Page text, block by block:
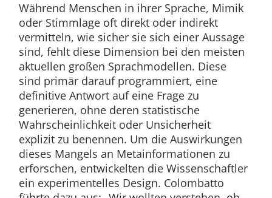
Während Menschen in ihrer Sprache, Mimik
oder Stimmlage oft direkt oder indirekt
vermitteln, wie sicher sie sich einer Aussage
sind, fehlt diese Dimension bei den meisten
aktuellen großen Sprachmodellen. Diese
sind primär darauf programmiert, eine
definitive Antwort auf eine Frage zu
generieren, ohne deren statistische
Wahrscheinlichkeit oder Unsicherheit
explizit zu benennen. Um die Auswirkungen
dieses Mangels an Metainformationen zu
erforschen, entwickelten die Wissenschaftler
ein experimentelles Design. Colombatto